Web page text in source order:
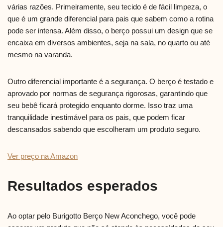
várias razões. Primeiramente, seu tecido é de fácil limpeza, o
que é um grande diferencial para pais que sabem como a rotina
pode ser intensa. Além disso, o berço possui um design que se
encaixa em diversos ambientes, seja na sala, no quarto ou até
mesmo na varanda.
Outro diferencial importante é a segurança. O berço é testado e
aprovado por normas de segurança rigorosas, garantindo que
seu bebê ficará protegido enquanto dorme. Isso traz uma
tranquilidade inestimável para os pais, que podem ficar
descansados sabendo que escolheram um produto seguro.
Ver preço na Amazon
Resultados esperados
Ao optar pelo Burigotto Berço New Aconchego, você pode